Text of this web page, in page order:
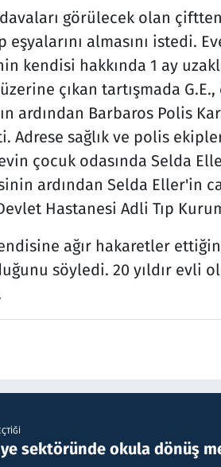
görülecek olan çiftten
almasını istedi.
kendisi hakkında 1 ay
çıkan tartışmada
ardından Barbaros Polis
sağlık ve polis
çocuk odasında Selda
ardından Selda Eller'in
Hastanesi Adli Tıp
ağır hakaretler
söyledi. 20 yıldır evli
sektöründe okula dönüş